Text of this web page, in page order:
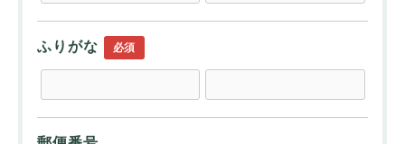
ふりがな 必須